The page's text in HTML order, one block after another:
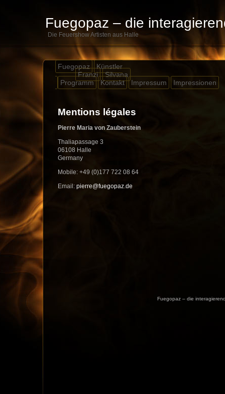
Fuegopaz – die
Die Feuershow Artisten aus Halle
Fuegopaz
Künstler
Franzi
Silvana
Programm
Kontakt Impressum Impressionen
Mentions légales
Pierre Maria von Zauberstein
Thaliapassage 3
06108 Halle
Germany
Mobile: +49 (0)177 722 08 64
Email: pierre@fuegopaz.de
Fuegopaz – die